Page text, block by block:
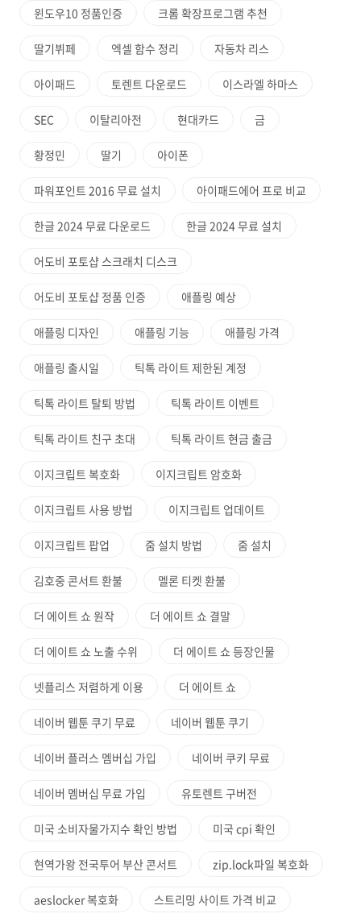
윈도우10 정품인증 크롬 확장프로그램 추천
딸기뷔페 엑셀 함수 정리 자동차 리스
아이패드 토렌트 다운로드 이스라엘 하마스
SEC 이탈리아전 현대카드 금
황정민 딸기 아이폰
파워포인트 2016 무료 설치 아이패드에어 프로 비교
한글 2024 무료 다운로드 한글 2024 무료 설치
어도비 포토샵 스크래치 디스크
어도비 포토샵 정품 인증 애플링 예상
애플링 디자인 애플링 기능 애플링 가격
애플링 출시일 틱톡 라이트 제한된 계정
틱톡 라이트 탈퇴 방법 틱톡 라이트 이벤트
틱톡 라이트 친구 초대 틱톡 라이트 현금 출금
이지크립트 복호화 이지크립트 암호화
이지크립트 사용 방법 이지크립트 업데이트
이지크립트 팝업 줌 설치 방법 줌 설치
김호중 콘서트 환불 멜론 티켓 환불
더 에이트 쇼 원작 더 에이트 쇼 결말
더 에이트 쇼 노출 수위 더 에이트 쇼 등장인물
넷플리스 저렴하게 이용 더 에이트 쇼
네이버 웹툰 쿠기 무료 네이버 웹툰 쿠기
네이버 플러스 멤버십 가입 네이버 쿠키 무료
네이버 멤버십 무료 가입 유토렌트 구버전
미국 소비자물가지수 확인 방법 미국 cpi 확인
현역가왕 전국투어 부산 콘서트 zip.lock파일 복호화
aeslocker 복호화 스트리밍 사이트 가격 비교